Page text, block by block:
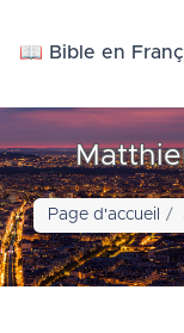
📖 Bible en
Page d'accueil